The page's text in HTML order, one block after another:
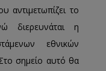
αντιμετωπίζει το
διερευνάται η
εθνικών
σημείο αυτό θα